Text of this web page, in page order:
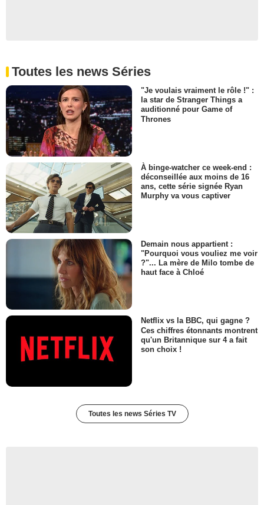
Toutes les news Séries
"Je voulais vraiment le rôle !" :
la star de Stranger Things a
auditionné pour Game of
Thrones
À binge-watcher ce week-end :
déconseillée aux moins de 16
ans, cette série signée Ryan
Murphy va vous captiver
Demain nous appartient :
"Pourquoi vous vouliez me voir
?"... La mère de Milo tombe de
haut face à Chloé
Netflix vs la BBC, qui gagne ?
Ces chiffres étonnants montrent
qu'un Britannique sur 4 a fait
son choix !
Toutes les news Séries TV